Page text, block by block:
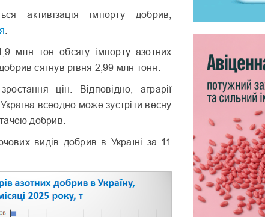
активізація імпорту добрив,
млн тон обсягу імпорту азотних
сягнув рівня 2,99 млн тонн.
цін. Відповідно, аграрії
всеодно може зустріти весну
добрив.
видів добрив в Україні за 11